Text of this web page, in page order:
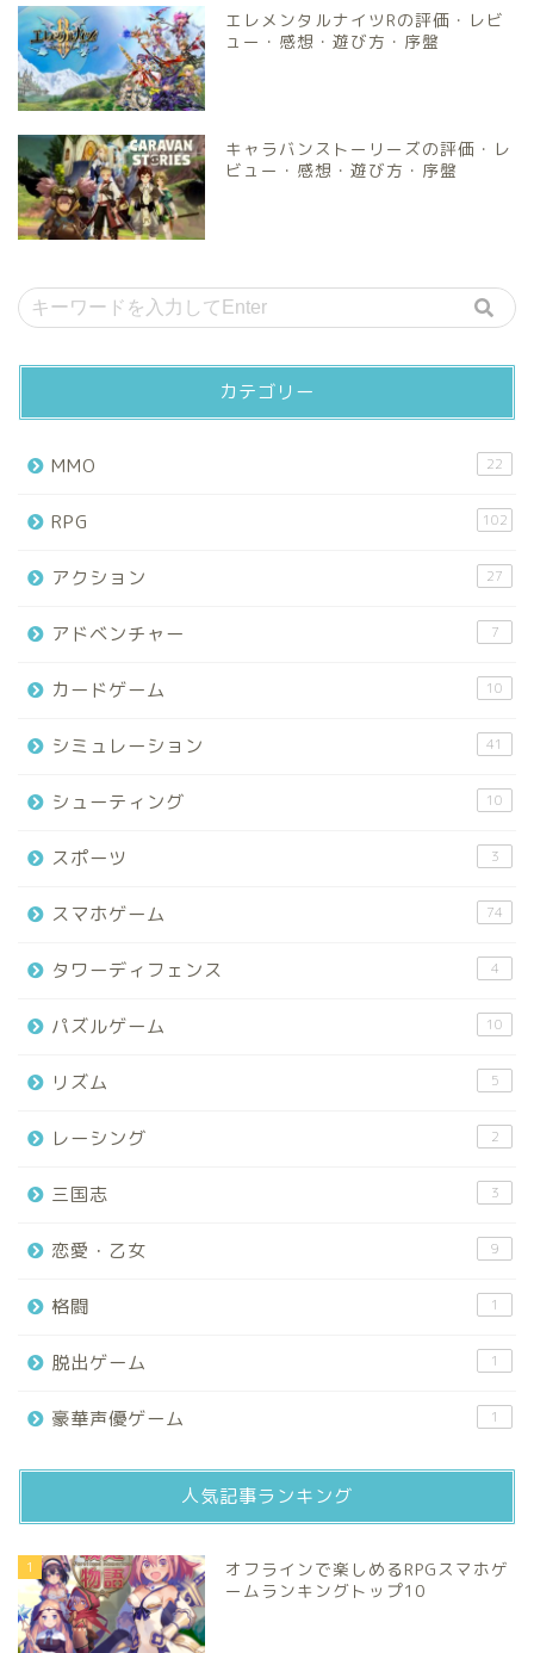
エレメンタルナイツRの評価・レビ
ュー・感想・遊び方・序盤
キャラバンストーリーズの評価・レ
ビュー・感想・遊び方・序盤
カテゴリー
MMO 22
RPG 102
アクション 27
アドベンチャー 7
カードゲーム 10
シミュレーション 41
シューティング 10
スポーツ 3
スマホゲーム 74
タワーディフェンス 4
パズルゲーム 10
リズム 5
レーシング 2
三国志 3
恋愛・乙女 9
格闘 1
脱出ゲーム 1
豪華声優ゲーム 1
人気記事ランキング
1
オフラインで楽しめるRPGスマホゲ
ームランキングトップ10